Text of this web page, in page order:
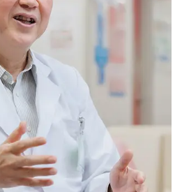
内容等について、事前に必ず医療
はお電話にてご確認ください。
細を見る
HPはこちら